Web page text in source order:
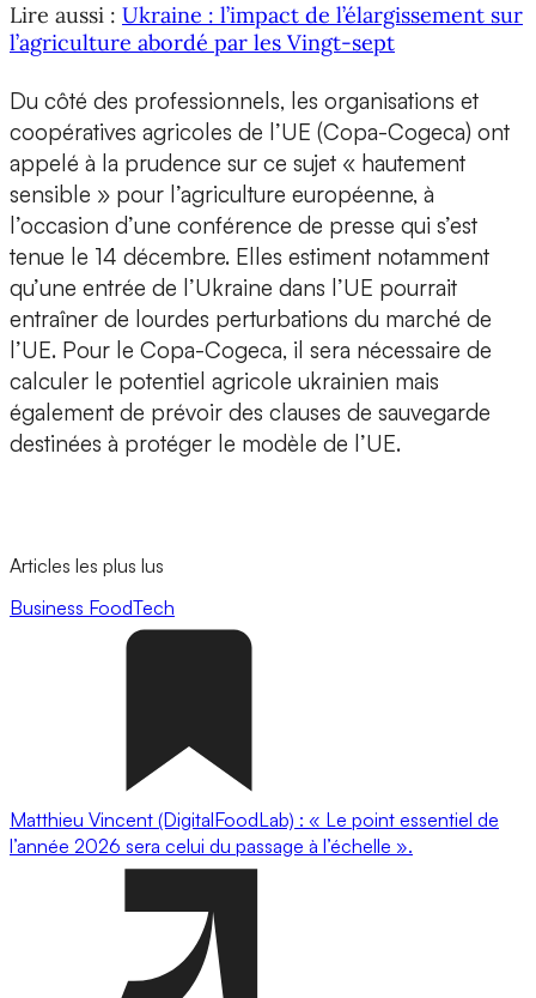
Lire aussi : Ukraine : l’impact de l’élargissement sur
l’agriculture abordé par les Vingt-sept
Du côté des professionnels, les organisations et
coopératives agricoles de l’UE (Copa-Cogeca) ont
appelé à la prudence sur ce sujet « hautement
sensible » pour l’agriculture européenne, à
l’occasion d’une conférence de presse qui s’est
tenue le 14 décembre. Elles estiment notamment
qu’une entrée de l’Ukraine dans l’UE pourrait
entraîner de lourdes perturbations du marché de
l’UE. Pour le Copa-Cogeca, il sera nécessaire de
calculer le potentiel agricole ukrainien mais
également de prévoir des clauses de sauvegarde
destinées à protéger le modèle de l’UE.
Articles les plus lus
Business FoodTech
Matthieu Vincent (DigitalFoodLab) : « Le point essentiel de
l’année 2026 sera celui du passage à l’échelle ».